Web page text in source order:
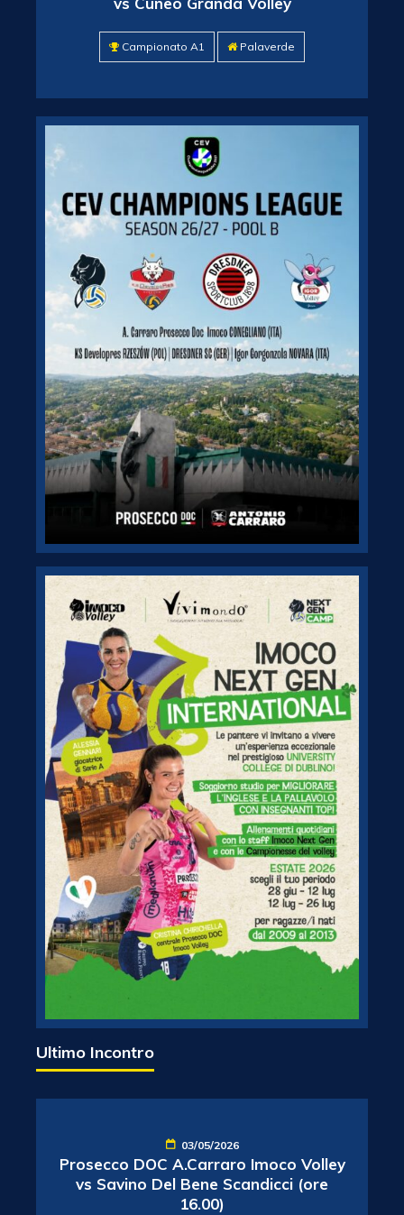
Campionato A1 Palaverde
Ultimo Incontro
03/05/2026
Prosecco DOC A.Carraro Imoco Volley
vs Savino Del Bene Scandicci (ore
16.00)